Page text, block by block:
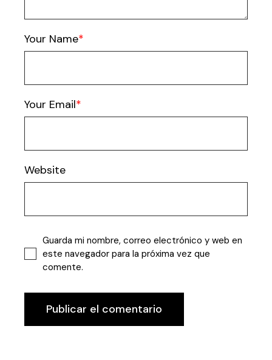
Your Name
Your Email
Website
Guarda mi nombre, correo electrónico y web en
este navegador para la próxima vez que
comente.
Publicar el comentario